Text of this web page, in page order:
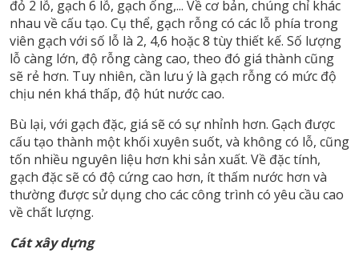
đỏ 2 lỗ, gạch 6 lỗ, gạch ống,... Về cơ bản, chúng chỉ khác
nhau về cấu tạo. Cụ thể, gạch rỗng có các lỗ phía trong
viên gạch với số lỗ là 2, 4,6 hoặc 8 tùy thiết kế. Số lượng
lỗ càng lớn, độ rỗng càng cao, theo đó giá thành cũng
sẽ rẻ hơn. Tuy nhiên, cần lưu ý là gạch rỗng có mức độ
chịu nén khá thấp, độ hút nước cao.
Bù lại, với gạch đặc, giá sẽ có sự nhỉnh hơn. Gạch được
cấu tạo thành một khối xuyên suốt, và không có lỗ, cũng
tốn nhiều nguyên liệu hơn khi sản xuất. Về đặc tính,
gạch đặc sẽ có độ cứng cao hơn, ít thấm nước hơn và
thường được sử dụng cho các công trình có yêu cầu cao
về chất lượng.
Cát xây dựng